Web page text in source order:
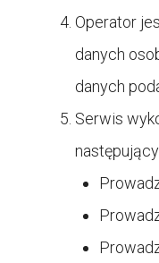
Operator
danych
danych
Serwis